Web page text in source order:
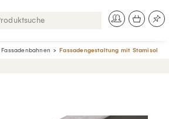
Fassadenbahnen Fassadengestaltung mit Stamisol